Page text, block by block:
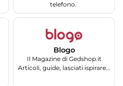
telefono.
Blogo
Il Magazine di Gedshop.it
Articoli, guide, lasciati ispirare...